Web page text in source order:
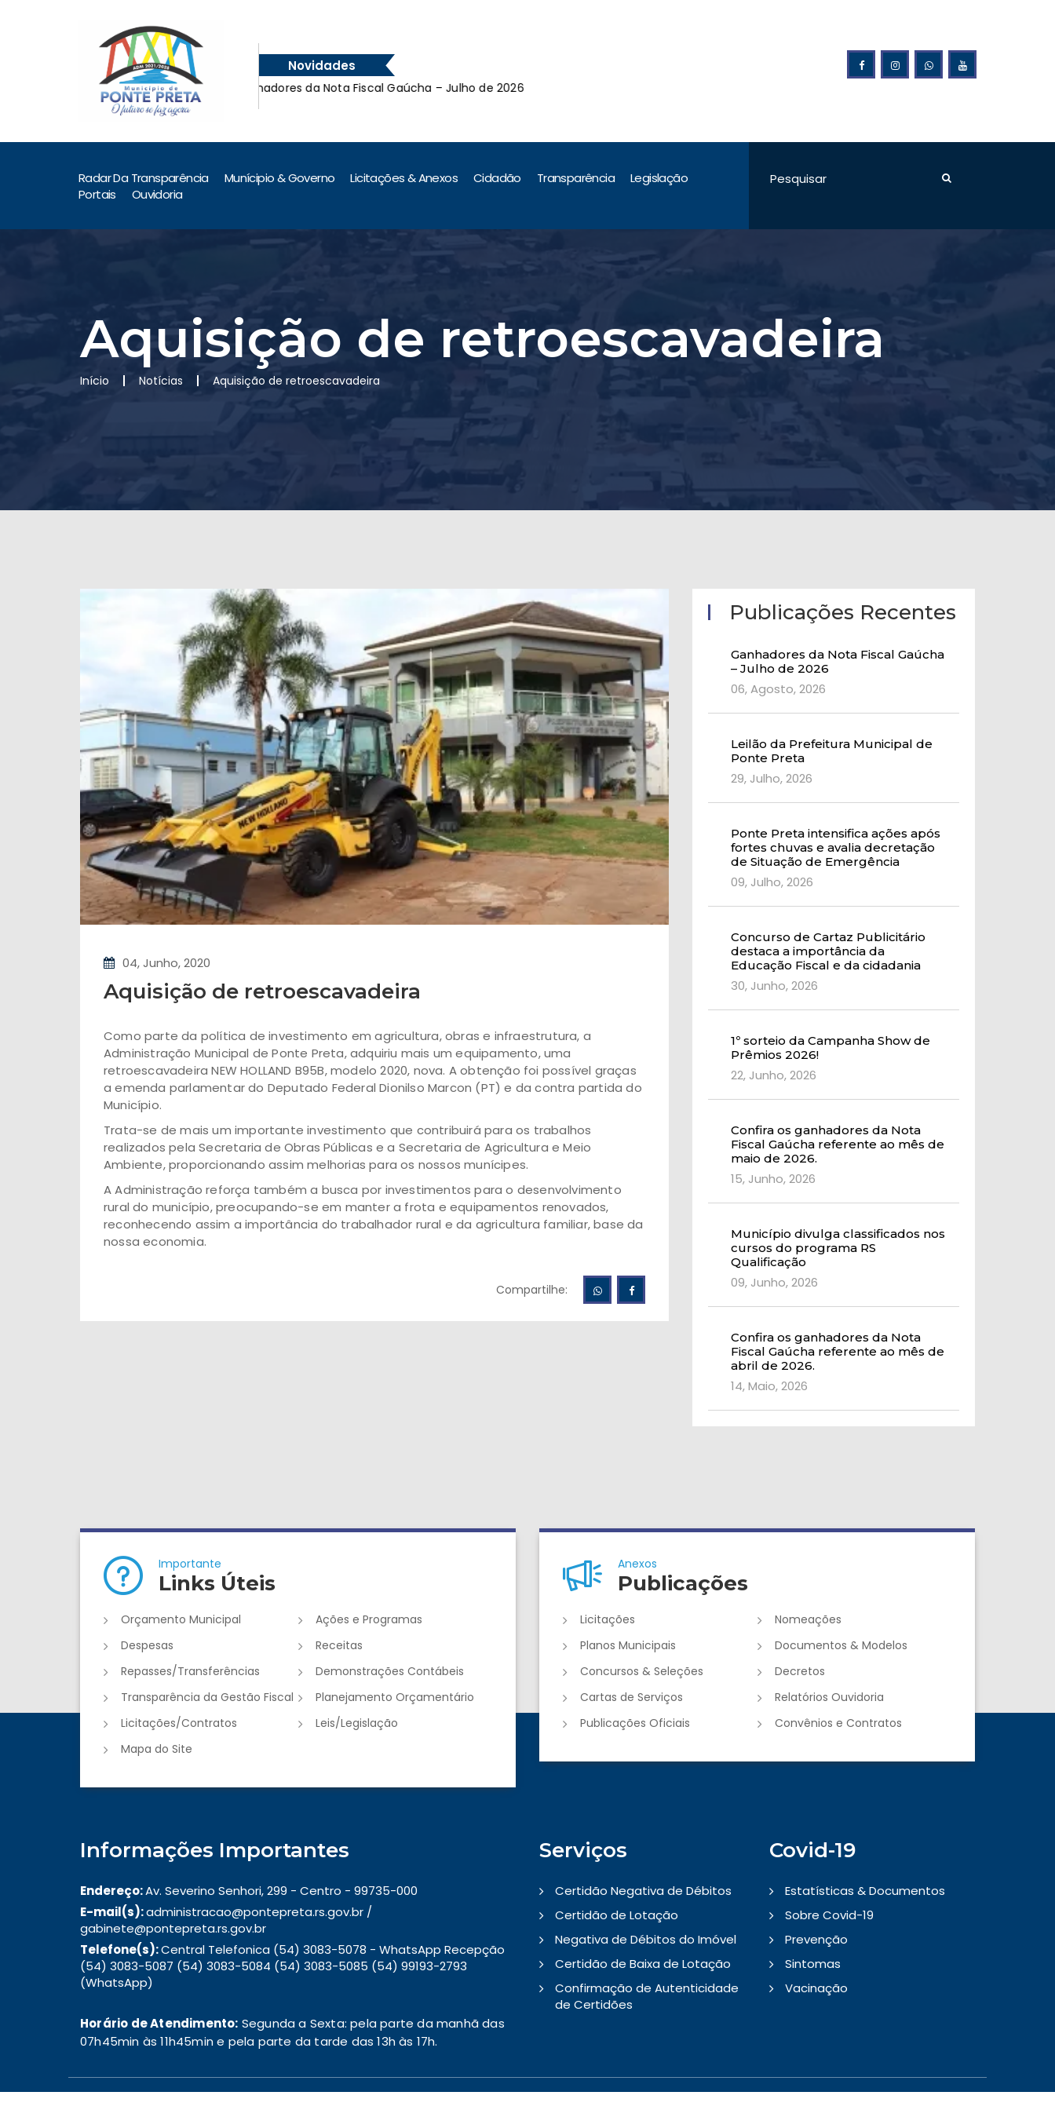
Novidades
Ganhadores da Nota Fiscal Gaúcha – Julho de 2026
Radar Da Transparência Munícipio & Governo Licitações & Anexos Cidadão Transparência
Legislação
Portais
Ouvidoria
Aquisição de retroescavadeira
Início Notícias Aquisição de retroescavadeira
04, Junho, 2020
Aquisição de retroescavadeira
Como parte da política de investimento em agricultura, obras e infraestrutura, a
Administração Municipal de Ponte Preta, adquiriu mais um equipamento, uma
retroescavadeira NEW HOLLAND B95B, modelo 2020, nova. A obtenção foi possível graças
a emenda parlamentar do Deputado Federal Dionilso Marcon (PT) e da contra partida do
Município.
Trata-se de mais um importante investimento que contribuirá para os trabalhos
realizados pela Secretaria de Obras Públicas e a Secretaria de Agricultura e Meio
Ambiente, proporcionando assim melhorias para os nossos munícipes.
A Administração reforça também a busca por investimentos para o desenvolvimento
rural do município, preocupando-se em manter a frota e equipamentos renovados,
reconhecendo assim a importância do trabalhador rural e da agricultura familiar, base da
nossa economia.
Compartilhe:
Publicações Recentes
Ganhadores da Nota Fiscal Gaúcha
– Julho de 2026
06, Agosto, 2026
Leilão da Prefeitura Municipal de
Ponte Preta
29, Julho, 2026
Ponte Preta intensifica ações após
fortes chuvas e avalia decretação
de Situação de Emergência
09, Julho, 2026
Concurso de Cartaz Publicitário
destaca a importância da
Educação Fiscal e da cidadania
30, Junho, 2026
1º sorteio da Campanha Show de
Prêmios 2026!
22, Junho, 2026
Confira os ganhadores da Nota
Fiscal Gaúcha referente ao mês de
maio de 2026.
15, Junho, 2026
Município divulga classificados nos
cursos do programa RS
Qualificação
09, Junho, 2026
Confira os ganhadores da Nota
Fiscal Gaúcha referente ao mês de
abril de 2026.
14, Maio, 2026
Importante
Links Úteis
Orçamento Municipal
Ações e Programas
Despesas
Receitas
Repasses/Transferências
Demonstrações Contábeis
Transparência da Gestão Fiscal
Planejamento Orçamentário
Licitações/Contratos
Leis/Legislação
Mapa do Site
Anexos
Publicações
Licitações
Nomeações
Planos Municipais
Documentos & Modelos
Concursos & Seleções
Decretos
Cartas de Serviços
Relatórios Ouvidoria
Publicações Oficiais
Convênios e Contratos
Informações Importantes
Endereço:Av. Severino Senhori, 299 - Centro - 99735-000
E-mail(s):administracao@pontepreta.rs.gov.br /
gabinete@pontepreta.rs.gov.br
Telefone(s):Central Telefonica (54) 3083-5078 - WhatsApp Recepção
(54) 3083-5087 (54) 3083-5084 (54) 3083-5085 (54) 99193-2793
(WhatsApp)
Horário de Atendimento: Segunda a Sexta: pela parte da manhã das
07h45min às 11h45min e pela parte da tarde das 13h às 17h.
Serviços
Certidão Negativa de Débitos
Certidão de Lotação
Negativa de Débitos do Imóvel
Certidão de Baixa de Lotação
Confirmação de Autenticidade
de Certidões
Covid-19
Estatísticas & Documentos
Sobre Covid-19
Prevenção
Sintomas
Vacinação